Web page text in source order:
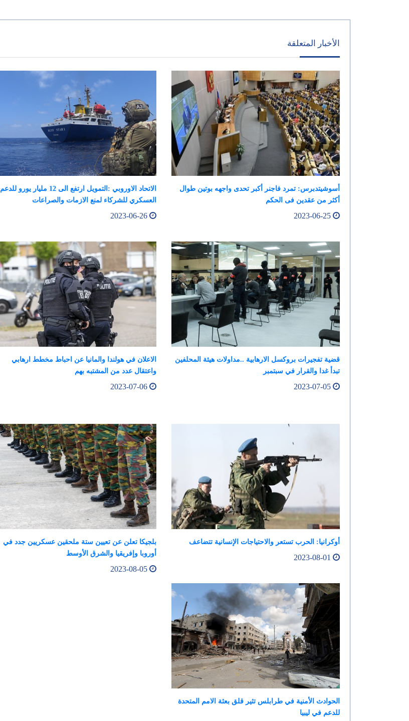
الأخبار المتعلقة
أسوشيتدبرس: تمرد فاجنر أكبر تحدى واجهه بوتين طوال
أكثر من عقدين فى الحكم
الاتحاد الاوروبي :التمويل ارتفع الى 12 مليار يورو للدعم
العسكري للشركاء لمنع الازمات والصراعات
قضية تفجيرات بروكسل الارهابية ..مداولات هيئة المحلفين
تبدأ غدا والقرار في سبتمبر
الاعلان في هولندا والمانيا عن احباط مخطط ارهابي
واعتقال عدد من المشتبه بهم
أوكرانيا: الحرب تستعر والاحتياجات الإنسانية تتضاعف
بلجيكا تعلن عن تعيين ستة ملحقين عسكريين جدد في
أوروبا وإفريقيا والشرق الأوسط
الحوادث الأمنية في طرابلس تثير قلق بعثة الامم المتحدة
للدعم في ليبيا